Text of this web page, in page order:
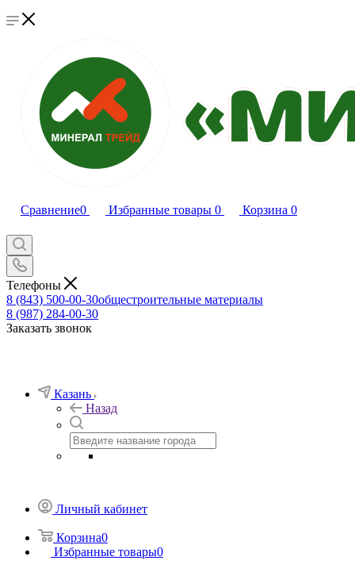
Сравнение0 Избранные товары 0 Корзина 0
Телефоны
8 (843) 500-00-30общестроительные материалы
8 (987) 284-00-30
Заказать звонок
Казань
Назад
Личный кабинет
Корзина0
Избранные товары0